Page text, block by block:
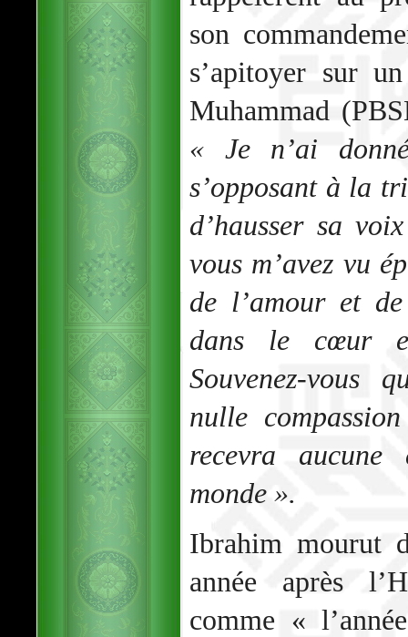
son
s’apitoyer sur
Muhammad
« Je n’ai
s’opposant à la
d’hausser sa
vous m’avez vu
de l’amour et
dans le cœur
Souvenez-vous
nulle
recevra
monde ».
Ibrahim mourut
année après
comme «